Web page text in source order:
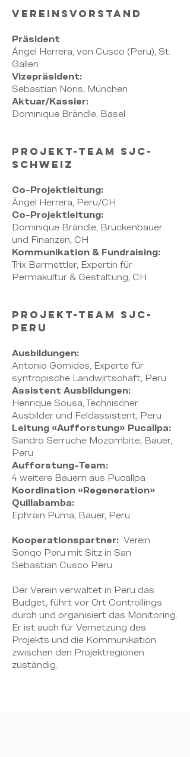
VEREINSVORSTAND
Präsident:
Ángel Herrera, von Cusco (Peru), St.
Gallen
Vizepräsident:
Sebastian Noris, München
Aktuar/Kassier:
Dominique Brändle, Basel
PROJEKT-TEAM SJC-
SCHWEIZ
Co-Projektleitung:
Ángel Herrera, Peru/CH
Co-Projektleitung:
Dominique Brändle, Brückenbauer
und Finanzen, CH
Kommunikation & Fundraising:
Trix Barmettler, Expertin für
Permakultur & Gestaltung, CH
PROJEKT-TEAM SJC-
PERU
Ausbildungen:
Antonio Gomides, Experte für
syntropische Landwirtschaft, Peru
Assistent Ausbildungen:
Henrique Sousa, Technischer
Ausbilder und Feldassistent, Peru
Leitung «Aufforstung» Pucallpa:
Sandro Serruche Mozombite, Bauer,
Peru
Aufforstung-Team:
4 weitere Bauern aus Pucallpa
Koordination «Regeneration»
Quillabamba:
Ephrain Puma, Bauer, Peru
Kooperationspartner: Verein
Sonqo Peru mit Sitz in San
Sebastian Cusco Peru
Der Verein verwaltet in Peru das
Budget, führt vor Ort Controllings
durch und organisiert das Monitoring.
Er ist auch für Vernetzung des
Projekts und die Kommunikation
zwischen den Projektregionen
zuständig.